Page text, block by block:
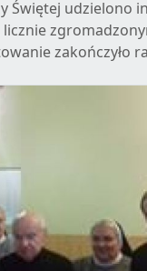
Świętej udzielono
zakończyło